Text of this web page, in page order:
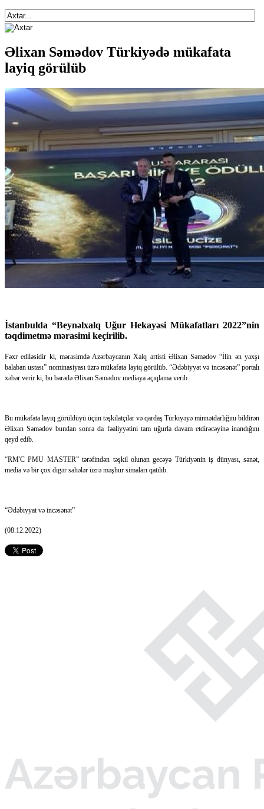
Əlixan Səmədov Türkiyədə mükafata
layiq görülüb
İstanbulda “Beynəlxalq Uğur Hekayəsi Mükafatları 2022”nin
təqdimetmə mərasimi keçirilib.
Fəxr ediləsidir ki, mərasimdə Azərbaycanın Xalq artisti Əlixan Səmədov “İlin ən yaxşı
balaban ustası” nominasiyası üzrə mükafata layiq görülüb. “Ədəbiyyat və incəsənət” portalı
xəbər verir ki, bu barədə Əlixan Səmədov mediaya açıqlama verib.
Bu mükafata layiq görüldüyü üçün təşkilatçılar və qardaş Türkiyəyə minnətdarlığını bildirən
Əlixan Səmədov bundan sonra da fəaliyyətini tam uğurla davam etdirəcəyinə inandığını
qeyd edib.
“RM'C PMU MASTER” tərəfindən təşkil olunan gecəyə Türkiyənin iş dünyası, sənət,
media və bir çox digər sahələr üzrə məşhur simaları qatılıb.
“Ədəbiyyat və incəsənət”
(08.12.2022)